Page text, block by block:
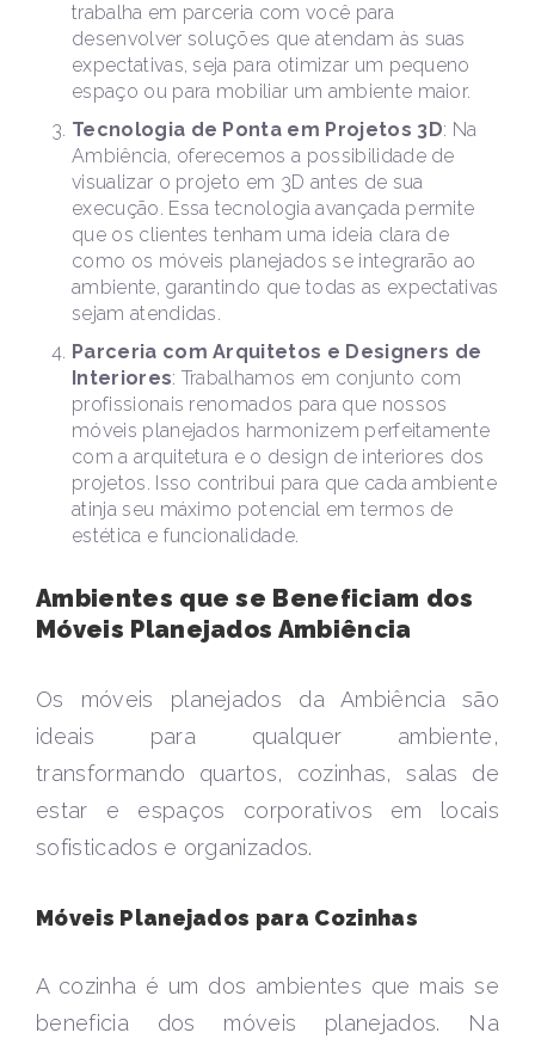
trabalha em parceria com você para
desenvolver soluções que atendam às suas
expectativas, seja para otimizar um pequeno
espaço ou para mobiliar um ambiente maior.
Tecnologia de Ponta em Projetos 3D: Na
Ambiência, oferecemos a possibilidade de
visualizar o projeto em 3D antes de sua
execução. Essa tecnologia avançada permite
que os clientes tenham uma ideia clara de
como os móveis planejados se integrarão ao
ambiente, garantindo que todas as expectativas
sejam atendidas.
Parceria com Arquitetos e Designers de
Interiores: Trabalhamos em conjunto com
profissionais renomados para que nossos
móveis planejados harmonizem perfeitamente
com a arquitetura e o design de interiores dos
projetos. Isso contribui para que cada ambiente
atinja seu máximo potencial em termos de
estética e funcionalidade.
Ambientes que se Beneficiam dos
Móveis Planejados Ambiência
Os móveis planejados da Ambiência são
ideais para qualquer ambiente,
transformando quartos, cozinhas, salas de
estar e espaços corporativos em locais
sofisticados e organizados.
Móveis Planejados para Cozinhas
A cozinha é um dos ambientes que mais se
beneficia dos móveis planejados. Na